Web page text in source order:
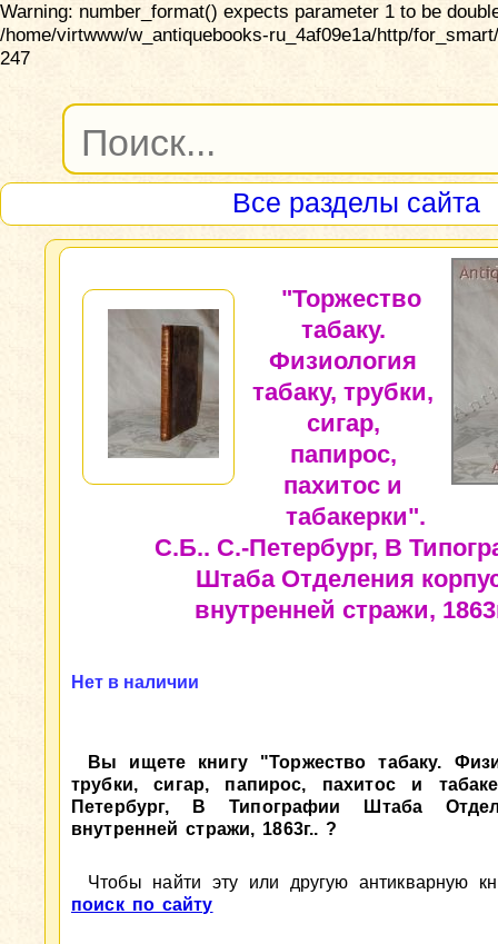
Warning: number_format() expects parameter 1 to be
/home/virtwww/w_antiquebooks-ru_4af09e1a/http/
247
Все разделы сайта
"Торжество
табаку.
Физиология
табаку, трубки,
сигар,
папирос,
пахитос и
табакерки".
С.Б.. С.-Петербург, В
Штаба Отделения
внутренней стражи,
Нет в наличии
Вы ищете книгу "Торжество табаку.
трубки, сигар, папирос, пахитос и
Петербург, В Типографии Штаба
внутренней стражи, 1863г.. ?
Чтобы найти эту или другую антикварную
поиск по сайту